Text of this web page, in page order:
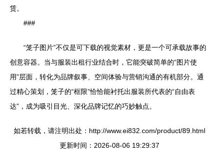
赁。
###
“笼子图片”不仅是可下载的视觉素材，更是一个可承载故事的
创意容器。当与服装出租行业结合时，它能突破简单的“图片使
用”层面，转化为品牌叙事、空间体验与营销沟通的有机部分。通
过精心策划，笼子的“框限”恰恰能衬托出服装所代表的“自由表
达”，成为吸引目光、深化品牌记忆的巧妙触点。
如若转载，请注明出处：http://www.ei832.com/product/89.html
更新时间：2026-08-06 19:29:37